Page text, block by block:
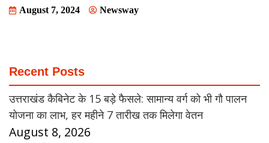
August 7, 2024 Newsway
Recent Posts
उत्तराखंड कैबिनेट के 15 बड़े फैसले: सामान्य वर्ग को भी गौ पालन
योजना का लाभ, हर महीने 7 तारीख तक मिलेगा वेतन
August 8, 2026